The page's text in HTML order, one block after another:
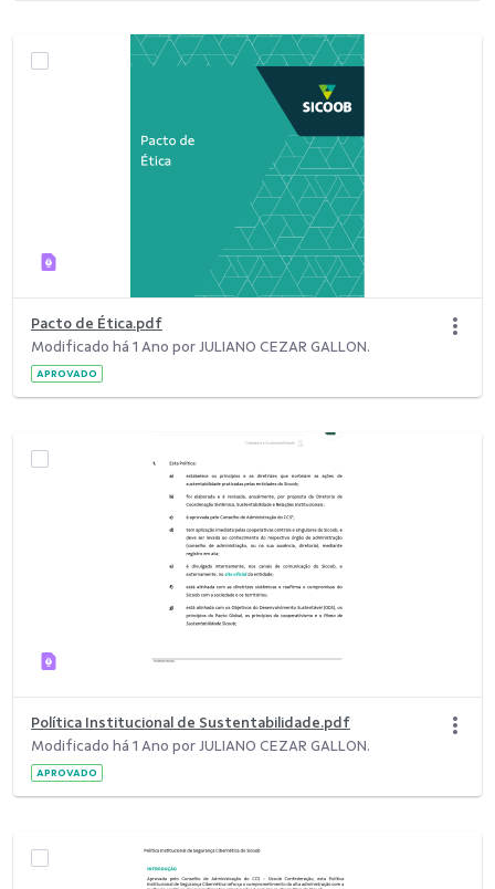
Pacto de Ética.pdf
Modificado há 1 Ano por JULIANO CEZAR GALLON.
APROVADO
Política Institucional de Sustentabilidade.pdf
Modificado há 1 Ano por JULIANO CEZAR GALLON.
APROVADO